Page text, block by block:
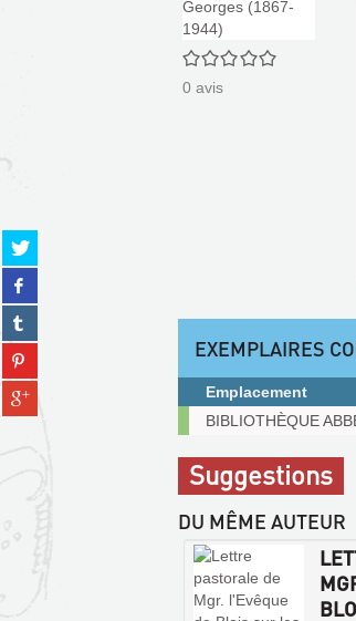
Partager
sur
twitter
(Nouvelle
fenêtre)
Partager
sur
facebook
(Nouvelle
fenêtre)
Partager
sur
tumblr
(Nouvelle
fenêtre)
Partager
sur
pinterest
(Nouvelle
Partager
sur
0/5
0 avis
EXEMPLAIRES
Exemplaires
communicables
sur
place
Emplacement
BIBLIOTHÈQUE
Suggestions
DU MÊME AUTEUR